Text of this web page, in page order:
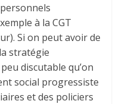
à la CGT
Si on peut avoir de
stratégie
discutable qu’on
social progressiste
et des policiers